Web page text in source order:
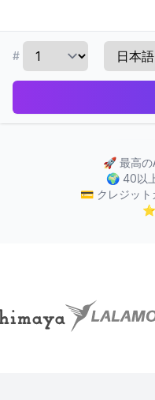
#
🚀 最高の
🌍 40以
💳 クレジッ
⭐